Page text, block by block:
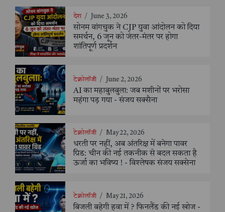
देश / June 3, 2026
सोनम वांगचुक ने CJP युवा आंदोलन को दिया
समर्थन, 6 जून को जंतर-मंतर पर होगा
शांतिपूर्ण प्रदर्शन
टेक्नोलॉजी / June 2, 2026
AI का महाबुलबुला: जब मशीनों पर भरोसा
महंगा पड़ गया - संजय सक्सैना
टेक्नोलॉजी / May 22, 2026
धरती पर नहीं, अब अंतरिक्ष में बनेगा पावर
ग्रिड: चीन की नई तकनीक से बदल सकता है
ऊर्जा का भविष्य ! - विश्लेषक संजय सक्सेना
टेक्नोलॉजी / May 21, 2026
बिजली बहेगी हवा में ? फिनलैंड की नई खोज -